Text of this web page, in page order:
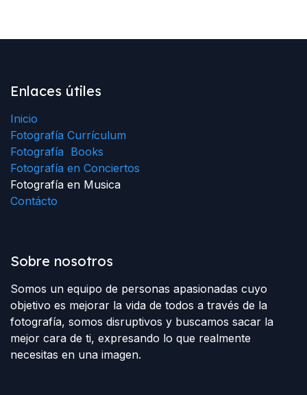
Enlaces útiles
Inicio
Fotografía Currículum
Fotografía Books
Fotografía en Conciertos
Fotografía en Musica
Contácto
Sobre nosotros
Somos un equipo de personas apasionadas cuyo
objetivo es mejorar la vida de todos a través de la
fotografía, somos disruptivos y buscamos sacar la
mejor cara de ti, expresando lo que realmente
necesitas en una imagen.